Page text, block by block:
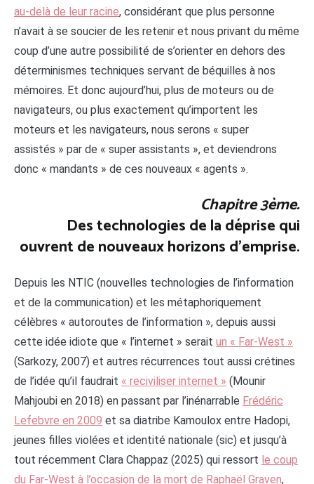
au-delà de leur racine, considérant que plus personne
n’avait à se soucier de les retenir et nous privant du même
coup d’une autre possibilité de s’orienter en dehors des
déterminismes techniques servant de béquilles à nos
mémoires. Et donc aujourd’hui, plus de moteurs ou de
navigateurs, ou plus exactement qu’importent les
moteurs et les navigateurs, nous serons « super
assistés » par de « super assistants », et deviendrons
donc « mandants » de ces nouveaux « agents ».
Chapitre 3ème.
Des technologies de la déprise qui
ouvrent de nouveaux horizons d’emprise.
Depuis les NTIC (nouvelles technologies de l’information
et de la communication) et les métaphoriquement
célèbres « autoroutes de l’information », depuis aussi
cette idée idiote que « l’internet » serait un « Far-West »
(Sarkozy, 2007) et autres récurrences tout aussi crétines
de l’idée qu’il faudrait « reciviliser internet » (Mounir
Mahjoubi en 2018) en passant par l’inénarrable Frédéric
Lefebvre en 2009 et sa diatribe Kamoulox entre Hadopi,
jeunes filles violées et identité nationale (sic) et jusqu’à
tout récemment Clara Chappaz (2025) qui ressort le coup
du Far-West à l’occasion de la mort de Raphaël Graven,